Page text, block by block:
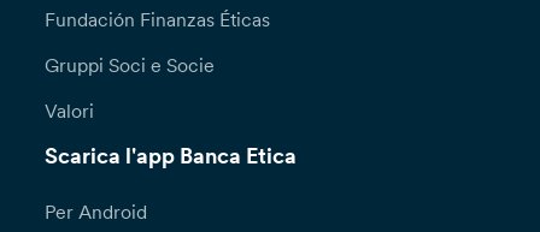
Banca, alla sezione “Privacy e cookie policy”
Protezione dei Dati (Data Protection Officer):
DPO@bancaetica.com.
Qualora lamenti una violazione nel trattamento
l’indebito inserimento dei tuoi dati personali
Fundación Finanzas Éticas
Gruppi Soci e Socie
Valori
Scarica l'app Banca Etica
Per Android